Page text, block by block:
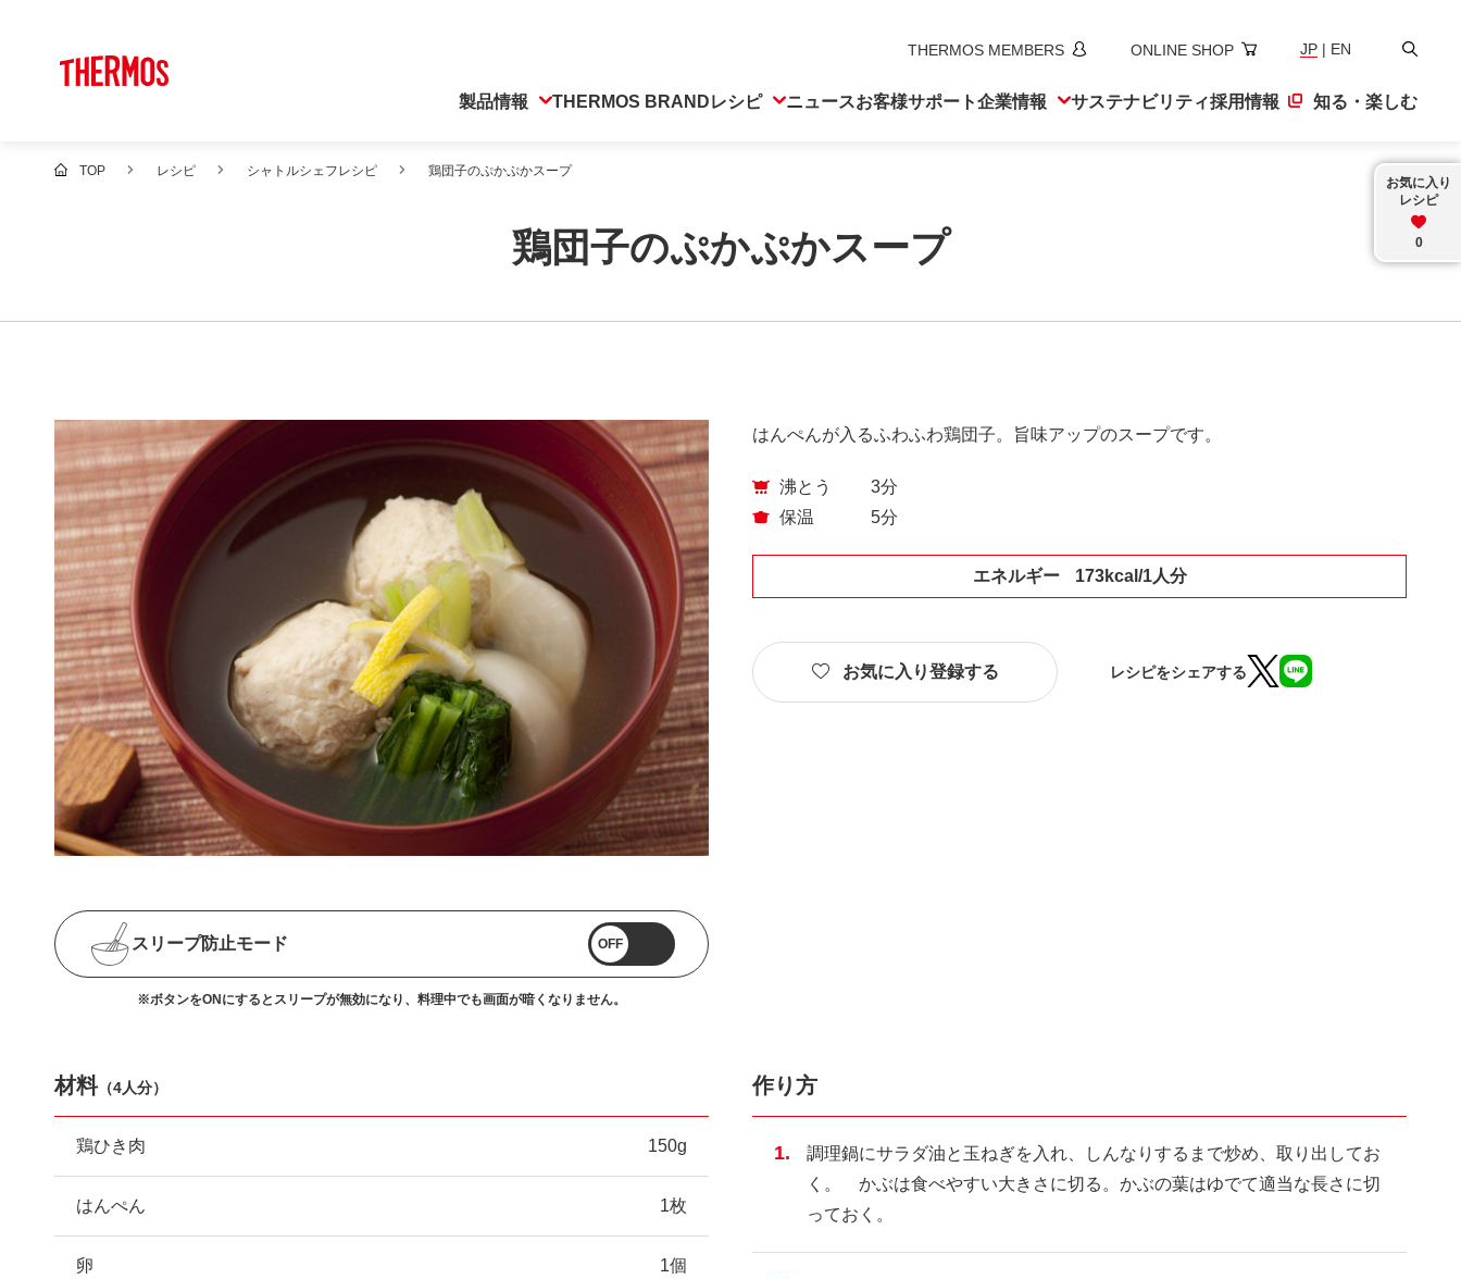
THERMOS MEMBERS ONLINE SHOP JP | EN
検
製品情報 THERMOS BRANDレシピ ニュースお客様サポート企業情報 サステナビリティ採用情報 知る・楽しむ
TOP レシピ シャトルシェフレシピ 鶏団子のぷかぷかスープ
鶏団子のぷかぷかスープ
お気に入り
レシピ
0
はんぺんが入るふわふわ鶏団子。旨味アップのスープです。
沸とう
3分
保温
5分
エネルギー 173kcal/1人分
お気に入り登録する レシピをシェアする
スリープ防止モード OFF
※ボタンをONにするとスリープが無効になり、 料理中でも画面が暗くなりません。
材料（4人分）
鶏ひき肉 150g
はんぺん 1枚
卵 1個
作り方
調理鍋にサラダ油と玉ねぎを入れ、しんなりするまで炒め、取り出してお
く。 かぶは食べやすい大きさに切る。かぶの葉はゆでて適当な長さに切
っておく。